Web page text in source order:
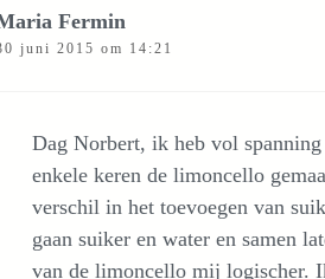
Fermin
juni 2015 om 14:21
Dag Norbert, ik heb vol
enkele keren de limoncello
verschil in het toevoegen van
gaan suiker en water en samen
van de limoncello mij logischer.